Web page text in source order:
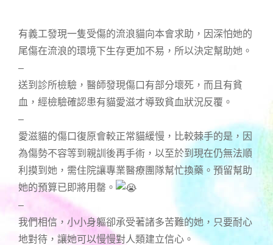
有義工發現一隻受傷的流浪貓向本會求助，因深怕她的
尾傷在流浪的環境下生存更加不易，所以決定幫助她。
–
送到診所檢驗，醫師發現傷口有部分壞死，而且有貧
血，經檢驗確認患有貓愛滋才導致貧血狀況反覆。
–
愛滋貓的傷口復原會較正常貓緩慢，比較棘手的是，因
為傷勢不容等到親訓後再手術，以至於到現在仍無法順
利摸到她，需住院讓專業醫療團隊幫忙換藥。預留幫助
她的預算已即將用罄。
–
我們相信，小小身軀卻承受著諸多苦難的她，只要耐心
地對待，讓她可以慢慢對人類建立信心。